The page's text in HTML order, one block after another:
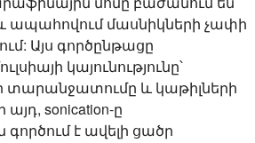
ապահովում մասնիկների չափի
Այս գործընթացը
կայունությունը՝
տարանջատումը և կաթիլների
sonication-ը
է ավելի ցածր